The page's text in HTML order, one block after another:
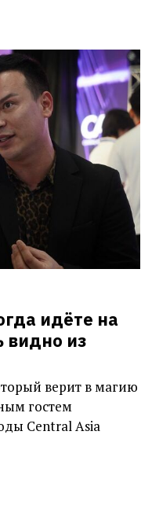
идёте на
видно из
верит в магию
гостем
Central Asia